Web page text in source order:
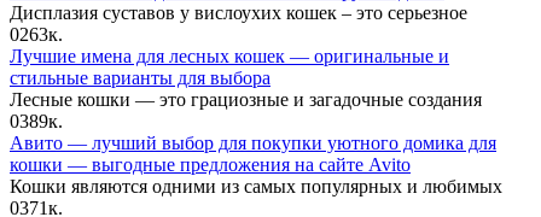
Дисплазия суставов у вислоухих кошек – это серьезное
0263к.
Лучшие имена для лесных кошек — оригинальные и
стильные варианты для выбора
Лесные кошки — это грациозные и загадочные создания
0389к.
Авито — лучший выбор для покупки уютного домика для
кошки — выгодные предложения на сайте Avito
Кошки являются одними из самых популярных и любимых
0371к.